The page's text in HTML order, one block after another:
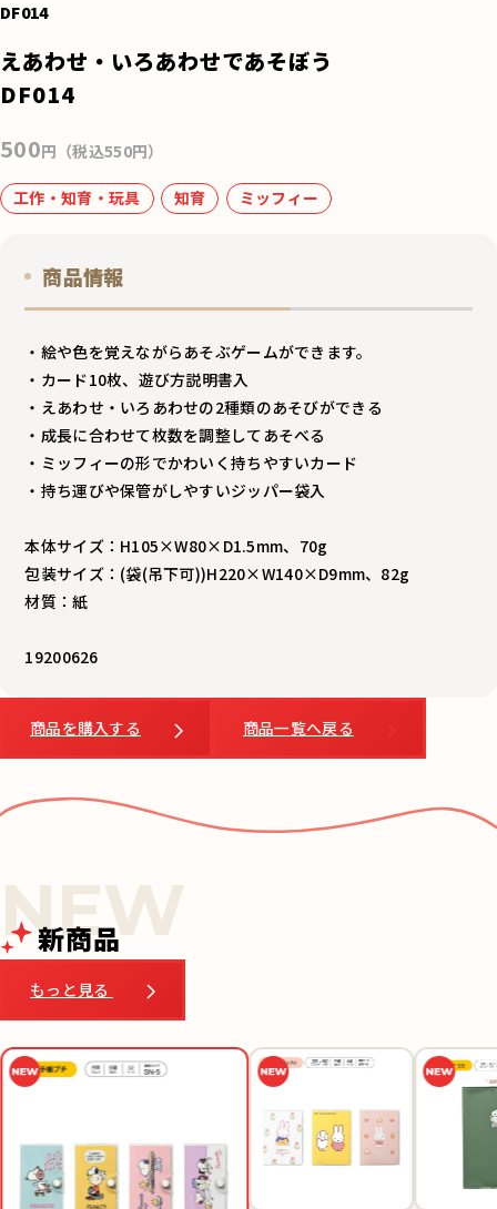
e
b
k
DF014
えあわせ・いろあわせであそぼう
DF014
500円（税込550円）
工作・知育・玩具 知育 ミッフィー
商品情報
・絵や色を覚えながらあそぶゲームができます。
・カード10枚、遊び方説明書入
・えあわせ・いろあわせの2種類のあそびができる
・成長に合わせて枚数を調整してあそべる
・ミッフィーの形でかわいく持ちやすいカード
・持ち運びや保管がしやすいジッパー袋入
本体サイズ：H105×W80×D1.5mm、70g
包装サイズ：(袋(吊下可))H220×W140×D9mm、82g
材質：紙
19200626
商品を購入する 商品一覧へ戻る
新商品
もっと見る